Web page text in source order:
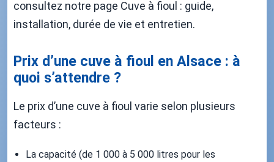
consultez notre page Cuve à fioul : guide,
installation, durée de vie et entretien.
Prix d’une cuve à fioul en Alsace : à
quoi s’attendre ?
Le prix d’une cuve à fioul varie selon plusieurs
facteurs :
La capacité (de 1 000 à 5 000 litres pour les